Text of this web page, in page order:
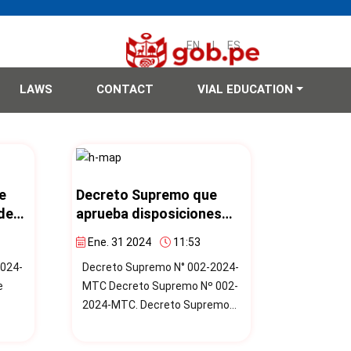
EN | ES
LAWS CONTACT VIAL EDUCATION
Decreto Supremo que
aprueba disposiciones
para el funcionamiento
del Observatorio Nacional
de Seguridad Vial y el
fortalecimiento de la
coordinación
Ene. 31 2024
11:53
Decreto Supremo N° 002-2024-
MTC Decreto Supremo Nº 002-
2024-MTC. Decreto Supremo